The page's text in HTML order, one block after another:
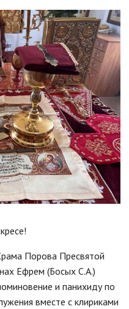
Порова Пресвятой
Ефрем (Босых С.А.)
и панихиду по
вместе с клириками